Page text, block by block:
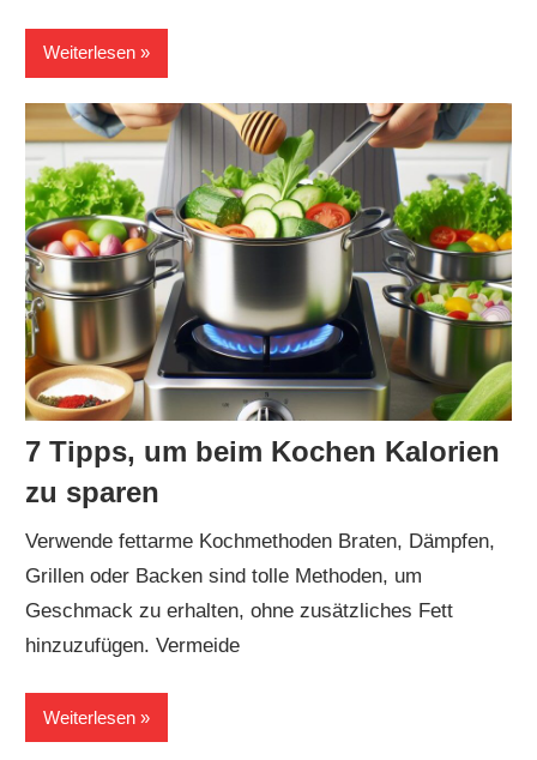
Weiterlesen
7 Tipps, um beim Kochen Kalorien
zu sparen
Verwende fettarme Kochmethoden Braten, Dämpfen,
Grillen oder Backen sind tolle Methoden, um
Geschmack zu erhalten, ohne zusätzliches Fett
hinzuzufügen. Vermeide
Weiterlesen